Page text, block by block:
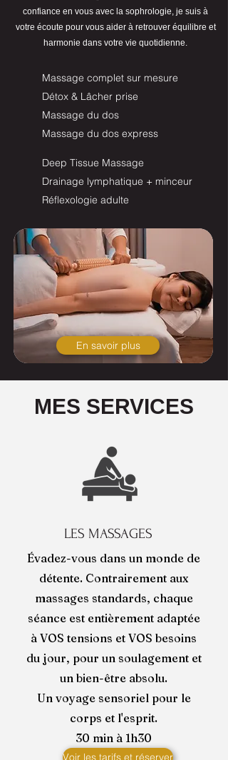
confiance en vous avec la sophrologie, je suis à
votre écoute pour vous aider à retrouver équilibre et
harmonie dans votre vie quotidienne.
Massage complet sur mesure
Détox & Lâcher prise
Massage du dos
Massage du dos express
Deep Tissue Massage
Drainage lymphatique + minceur
Réflexologie adulte
En savoir plus
MES SERVICES
LES MASSAGES
Évadez-vous dans un monde de
détente. Contrairement aux
massages standards, chaque
séance est entièrement adaptée
à VOS tensions et VOS besoins
du jour, pour un soulagement et
un bien-être absolu.
Un voyage sensoriel pour le
corps et l'esprit.
30 min à 1h30
Voir les tarifs et réserver